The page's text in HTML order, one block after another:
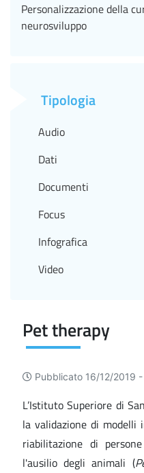
Pet therapy
Pubblicato 16/12/2019 -
L’Istituto Superiore di
la validazione di
riabilitazione di
l'ausilio degli animali (
Personalizzazione della
neurosviluppo
Tipologia
Audio
Dati
Documenti
Focus
Infografica
Video